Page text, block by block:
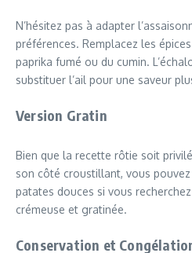
N’hésitez pas à adapter
préférences. Remplacez les
paprika fumé ou du cumin.
substituer l’ail pour une saveur
Version Gratin
Bien que la recette rôtie soit
son côté croustillant, vous
patates douces si vous
crémeuse et gratinée.
Conservation et